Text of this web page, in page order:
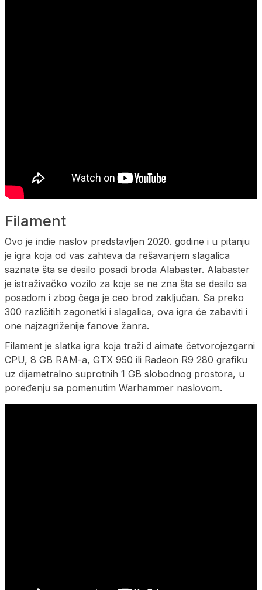
Filament
Ovo je indie naslov predstavljen 2020. godine i u pitanju
je igra koja od vas zahteva da rešavanjem slagalica
saznate šta se desilo posadi broda Alabaster. Alabaster
je istraživačko vozilo za koje se ne zna šta se desilo sa
posadom i zbog čega je ceo brod zaključan. Sa preko
300 različitih zagonetki i slagalica, ova igra će zabaviti i
one najzagriženije fanove žanra.
Filament je slatka igra koja traži d aimate četvorojezgarni
CPU, 8 GB RAM-a, GTX 950 ili Radeon R9 280 grafiku
uz dijametralno suprotnih 1 GB slobodnog prostora, u
poređenju sa pomenutim Warhammer naslovom.